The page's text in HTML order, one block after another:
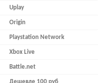
Uplay
Origin
Playstation Network
Xbox Live
Battle.net